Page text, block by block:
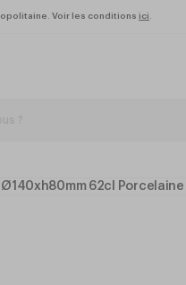
Voir les conditions ici .